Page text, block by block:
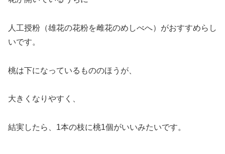
人工授粉（雄花の花粉を雌花のめしべへ）がおすすめらし
いです。
桃は下になっているもののほうが、
大きくなりやすく、
結実したら、1本の枝に桃1個がいいみたいです。